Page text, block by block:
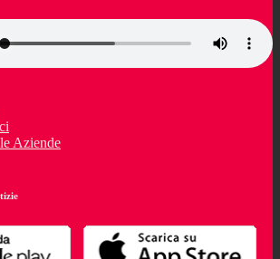
Aziende